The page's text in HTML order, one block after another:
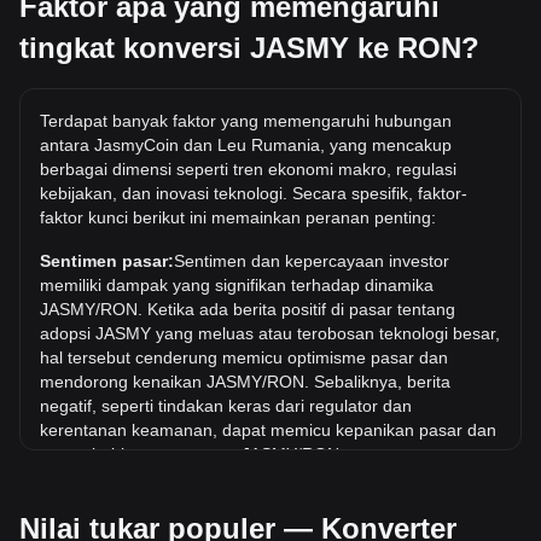
cepat untuk konversi yang paling populer. Misalnya, 5 RON
setara dengan 272.22 JASMY, sedangkan 5 JASMY akan
Berapa harga JASMY/RON tertinggi sepanjang
sejarah?
Harga tertinggi sepanjang masa untuk 1 JASMY di RON
adalah lei0.5870. Masih harus dilihat apakah nilai 1
JASMY/RON akan melampaui nilai tertinggi saat ini.
Berapa tren harga di RON?
Selama 7 hari terakhir, nilai tukar JasmyCoin (JASMY) telah
turun sebesar 5.68%. Selama bulan terakhir, nilai tukar
JasmyCoin (JASMY) telah turun sebesar 7.30% terhadap
Leu Rumania (RON).
Faktor apa yang memengaruhi
tingkat konversi JASMY ke RON?
Terdapat banyak faktor yang memengaruhi hubungan
antara JasmyCoin dan Leu Rumania, yang mencakup
berbagai dimensi seperti tren ekonomi makro, regulasi
kebijakan, dan inovasi teknologi. Secara spesifik, faktor-
faktor kunci berikut ini memainkan peranan penting:
Sentimen pasar:Sentimen dan kepercayaan investor
memiliki dampak yang signifikan terhadap dinamika
JASMY/RON. Ketika ada berita positif di pasar tentang
adopsi JASMY yang meluas atau terobosan teknologi besar,
hal tersebut cenderung memicu optimisme pasar dan
mendorong kenaikan JASMY/RON. Sebaliknya, berita
negatif, seperti tindakan keras dari regulator dan
kerentanan keamanan, dapat memicu kepanikan pasar dan
menyebabkan penurunan JASMY/RON.
seputar mata uang kripto memiliki dampak langsung pada
Nilai tukar populer — Konverter